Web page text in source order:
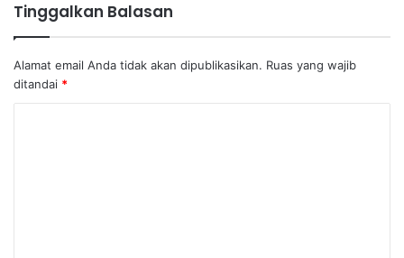
Tinggalkan Balasan
Alamat email Anda tidak akan dipublikasikan. Ruas yang wajib
ditandai *